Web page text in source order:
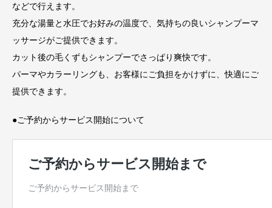
などで行えます。
充分な湯量と水圧でお好みの温度で、気持ちの良いシャンプーマ
ッサージがご提供できます。
カット後の毛くずもシャンプーでさっぱり爽快です。
パーマやカラーリングも、お客様にご負担をかけずに、快適にご
提供できます。
●ご予約からサービス開始について